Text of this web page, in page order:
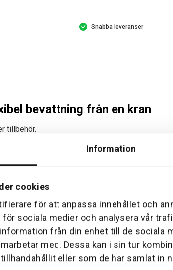
Information
cookies
för att anpassa innehållet och
sociala medier och analysera vår
från din enhet till de sociala
med. Dessa kan i sin tur
eller som de har samlat in
Snabba leveranser
bevattning från en kran
tillbehör.
och Vattentimers.
Profi Maxi-Flow System.
bevattning från en enda
flera bevattningszoner. Produkten är
Vattenfördelare 4 uttag
samma kran.
anslutning.